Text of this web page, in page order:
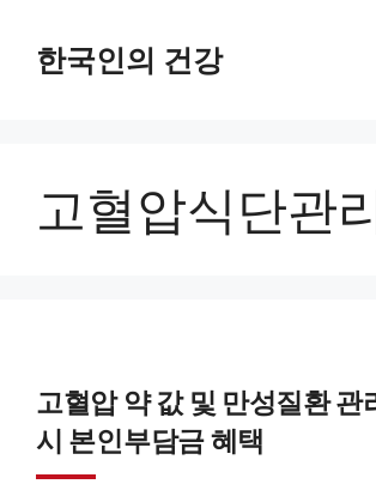
한국인의 건강
고혈압식단관
고혈압 약 값 및 만성질환 관
시 본인부담금 혜택